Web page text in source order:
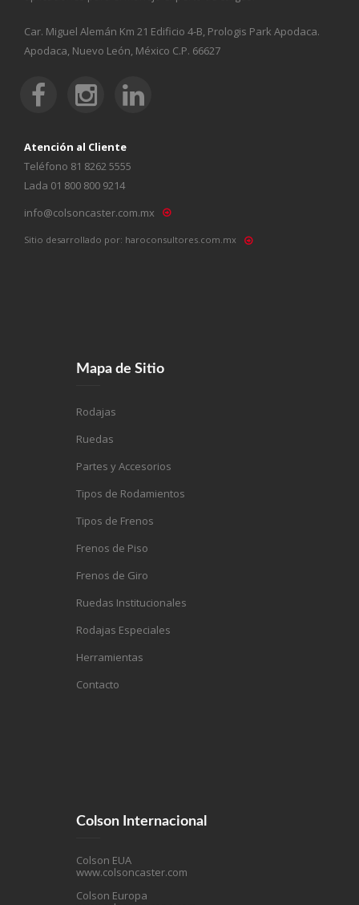
Car. Miguel Alemán Km 21 Edificio 4-B, Prologis Park Apodaca.
Apodaca, Nuevo León, México C.P. 66627
Atención al Cliente
Teléfono 81 8262 5555
Lada 01 800 800 9214
info@colsoncaster.com.mx
Sitio desarrollado por: haroconsultores.com.mx
Mapa de Sitio
Rodajas
Ruedas
Partes y Accesorios
Tipos de Rodamientos
Tipos de Frenos
Frenos de Piso
Frenos de Giro
Ruedas Institucionales
Rodajas Especiales
Herramientas
Contacto
Colson Internacional
Colson EUA
www.colsoncaster.com
Colson Europa